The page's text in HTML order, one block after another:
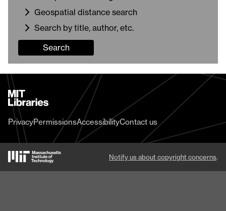
Geospatial distance search
Search by title, author, etc.
Search
MIT
Libraries
home
PrivacyPermissionsAccessibilityContact us
Notify us about copyright concerns.